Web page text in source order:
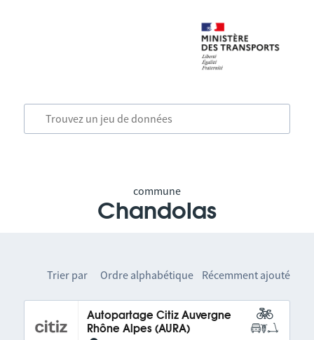
commune
Chandolas
Trier par Ordre alphabétique Récemment ajouté
Autopartage Citiz Auvergne
Rhône Alpes (AURA)